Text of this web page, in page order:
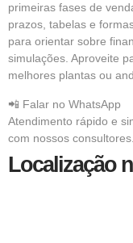
primeiras fases de
prazos, tabelas e
para orientar sobre
simulações. Aproveite
melhores plantas ou
📲 Falar no WhatsApp
Atendimento rápido e
com nossos consultores.
Localização